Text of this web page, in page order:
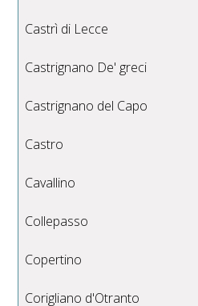
Castrì di Lecce
Castrignano De' greci
Castrignano del Capo
Castro
Cavallino
Collepasso
Copertino
Corigliano d'Otranto